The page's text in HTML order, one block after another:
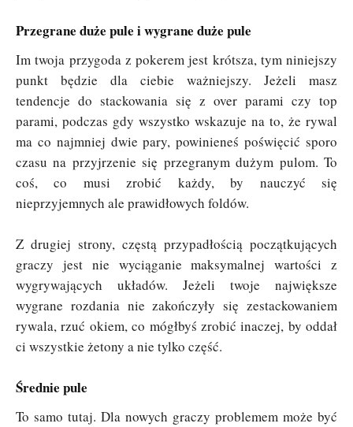
Przegrane duże pule i wygrane duże pule
Im twoja przygoda z pokerem jest krótsza, tym niniejszy
punkt będzie dla ciebie ważniejszy. Jeżeli masz
tendencje do stackowania się z over parami czy top
parami, podczas gdy wszystko wskazuje na to, że rywal
ma co najmniej dwie pary, powinieneś poświęcić sporo
czasu na przyjrzenie się przegranym dużym pulom. To
coś, co musi zrobić każdy, by nauczyć się
nieprzyjemnych ale prawidłowych foldów.
Z drugiej strony, częstą przypadłością początkujących
graczy jest nie wyciąganie maksymalnej wartości z
wygrywających układów. Jeżeli twoje największe
wygrane rozdania nie zakończyły się zestackowaniem
rywala, rzuć okiem, co mógłbyś zrobić inaczej, by oddał
ci wszystkie żetony a nie tylko część.
Średnie pule
To samo tutaj. Dla nowych graczy problemem może być